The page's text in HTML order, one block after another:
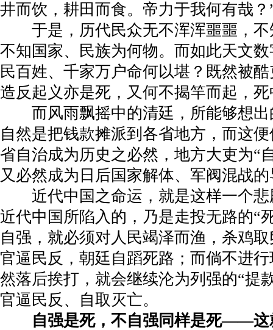
井而饮，耕田而食。帝力于我何有哉？
于是，历代民众无不浑浑噩噩，不
不知国家、民族为何物。而如此天文
民百姓、千家万户命何以堪？既然被
造反起义亦是死，又何不揭竿而起，
而风雨飘摇中的清廷，所能够想出
自然是把钱款摊派到各省地方，而这
省自治成为历史之必然，地方大吏为“
又必然成为日后国家解体、军阀混战
近代中国之命运，就是这样一个悲
近代中国所陷入的，乃是走投无路的“
自强，就必须对人民竭泽而渔，杀鸡
官逼民反，朝廷自蹈死路；而倘不进
然落后挨打，就会继续沦为列强的“提
官逼民反、自取灭亡。
自强是死，不自强同样是死——这